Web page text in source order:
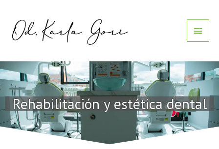
contenido
Menú
Rehabilitación y estética dental